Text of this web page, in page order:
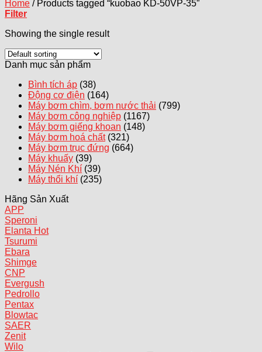
Home /Products tagged “kuobao KD-50VP-35”
Filter
Showing the single result
Danh mục sản phẩm
Bình tích áp (38)
Động cơ điện (164)
Máy bơm chìm, bơm nước thải (799)
Máy bơm công nghiệp (1167)
Máy bơm giếng khoan (148)
Máy bơm hoá chất (321)
Máy bơm trục đứng (664)
Máy khuấy (39)
Máy Nén Khí (39)
Máy thổi khí (235)
Hãng Sản Xuất
APP
Speroni
Elanta
Tsurumi
Ebara
Shimge
CNP
Evergush
Pedrollo
Pentax
Blowtac
SAER
Zenit
Wilo